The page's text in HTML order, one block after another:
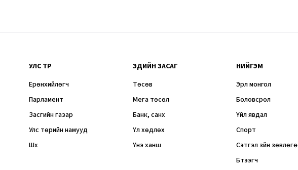
УЛС ТӨР
Ерөнхийлөгч
Парламент
Засгийн газар
Улс төрийн намууд
Шүүх
ЭДИЙН ЗАСАГ
Төсөв
Мега төсөл
Банк, санхүү
Үл хөдлөх
Үнэ ханш
НИЙГЭМ
Эрүүл монгол
Боловсрол
Үйл явдал
Спорт
Сэтгэл зүйн
Бүтээгч